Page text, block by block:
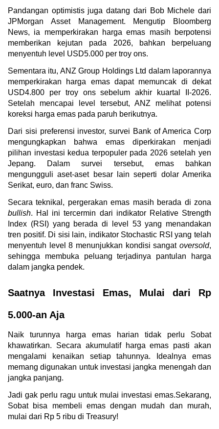
Pandangan optimistis juga datang dari Bob Michele dari
JPMorgan Asset Management. Mengutip Bloomberg
News, ia memperkirakan harga emas masih berpotensi
memberikan kejutan pada 2026, bahkan berpeluang
menyentuh level USD5.000 per troy ons.
Sementara itu, ANZ Group Holdings Ltd dalam laporannya
memperkirakan harga emas dapat memuncak di dekat
USD4.800 per troy ons sebelum akhir kuartal II-2026.
Setelah mencapai level tersebut, ANZ melihat potensi
koreksi harga emas pada paruh berikutnya.
Dari sisi preferensi investor, survei Bank of America Corp
mengungkapkan bahwa emas diperkirakan menjadi
pilihan investasi kedua terpopuler pada 2026 setelah yen
Jepang. Dalam survei tersebut, emas bahkan
mengungguli aset-aset besar lain seperti dolar Amerika
Serikat, euro, dan franc Swiss.
bullish. Hal ini tercermin dari indikator Relative Strength
Index (RSI) yang berada di level 53 yang menandakan
tren positif. Di sisi lain, indikator Stochastic RSI yang telah
menyentuh level 8 menunjukkan kondisi sangat oversold,
sehingga membuka peluang terjadinya pantulan harga
dalam jangka pendek.
Saatnya Investasi Emas, Mulai dari Rp
5.000-an Aja
Naik turunnya harga emas harian tidak perlu Sobat
khawatirkan. Secara akumulatif harga emas pasti akan
mengalami kenaikan setiap tahunnya. Idealnya emas
memang digunakan untuk investasi jangka menengah dan
jangka panjang.
Jadi gak perlu ragu untuk mulai investasi emas.Sekarang,
Sobat bisa membeli emas dengan mudah dan murah,
mulai dari Rp 5 ribu di Treasury!